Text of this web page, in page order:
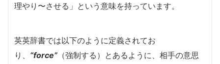
理やり〜させる」という意味を持っています。
英英辞書では以下のように定義されてお
り、 “force” （強制する）とあるように、相手の意思